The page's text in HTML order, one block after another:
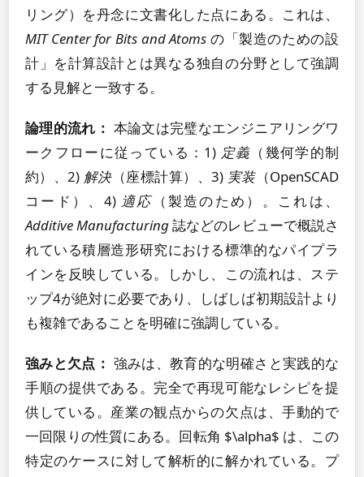
リング）を丹念に文書化した点にある。これは、
MIT Center for Bits and Atoms の「製造のための設
計」を計算設計とは異なる独自の分野として強調
する見解と一致する。
論理的流れ： 本論文は完璧なエンジニアリングワ
ークフローに従っている：1) 定義 （幾何学的制
約）、2) 解決（座標計算）、3) 実装（OpenSCAD
コード）、4) 適応（製造のため）。これは、
Additive Manufacturing誌などのレビューで概説さ
れている積層造形研究における標準的なパイプラ
インを反映している。しかし、この流れは、ステ
ップ4が絶対に必要であり、しばしば初期設計より
も複雑であることを明確に強調している。
強みと欠点： 強みは、教育的な明確さと実践的な
手順の提供である。完全で再現可能なレシピを提
供している。産業の観点からの欠点は、手動的で
一回限りの性質にある。回転角 $\alpha$ は、この
特定のケースに対して解析的に解かれている。プ